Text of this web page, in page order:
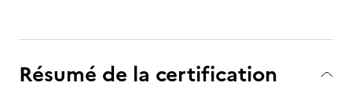
Résumé de la certification